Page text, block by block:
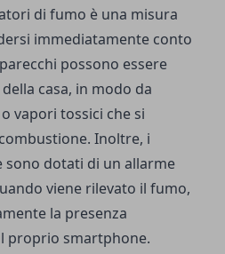
di fumo è una misura
immediatamente conto
possono essere
casa, in modo da
vapori tossici che si
Inoltre, i
sono dotati di un allarme
viene rilevato il fumo,
la presenza
proprio smartphone.